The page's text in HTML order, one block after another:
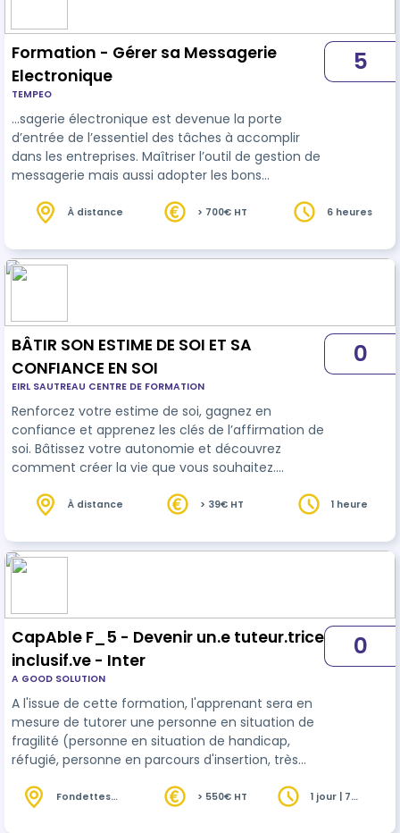
concret…
Formation - Gérer sa Messagerie
Electronique
TEMPEO
…sagerie électronique est devenue la porte
d’entrée de l’essentiel des tâches à accomplir
dans les entreprises. Maîtriser l’outil de gestion de
messagerie mais aussi adopter les bons
de productivité, d’ efficacité
mais aussi de
ici s’intéresse à tous ces aspects. Sa pédagogie
s'appuie sur des apports très concrets et
5
À distance > 700€ HT 6 heures
BÂTIR SON ESTIME DE SOI ET SA
CONFIANCE EN SOI
EIRL SAUTREAU CENTRE DE FORMATION
Renforcez votre estime de soi, gagnez en
confiance et apprenez les clés de l’affirmation de
soi. Bâtissez votre autonomie et découvrez
comment créer la vie que vous souhaitez.
vers une meilleure version de vous-même.
0
À distance > 39€ HT 1 heure
CapAble F_5 - Devenir un.e tuteur.trice
inclusif.ve - Inter
A GOOD SOLUTION
A l'issue de cette formation, l'apprenant sera en
mesure de tutorer une personne en situation de
fragilité (personne en situation de handicap,
réfugié, personne en parcours d'insertion, très
0
Fondettes
> 550€ HT
1 jour | 7